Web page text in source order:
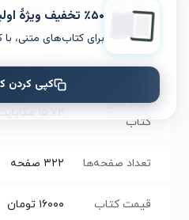
نسخه فیزیکی
۱۳۹۹/۱۲/۰۴
حجم فایل
کتاب
۱۵.۷۲
تعداد صفحه‌ها ۳۲۲ صفحه
قیمت کتاب ۱۶۰۰۰ تومان
٪۵۰ تخفیف ویژۀ اولین خرید
برای کتاب‌های متنی، با
کپی کردن